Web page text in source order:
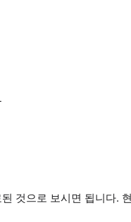
것으로 보시면 됩니다.